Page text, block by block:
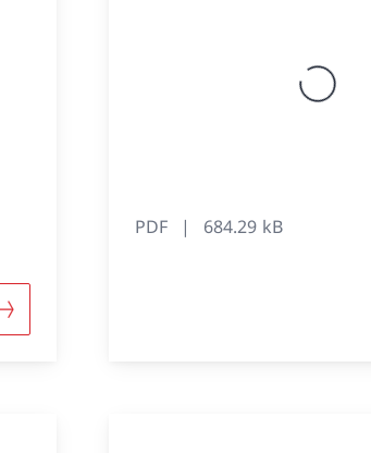
Davantage d'informations sur «Rapport
PDF 684.29 kB